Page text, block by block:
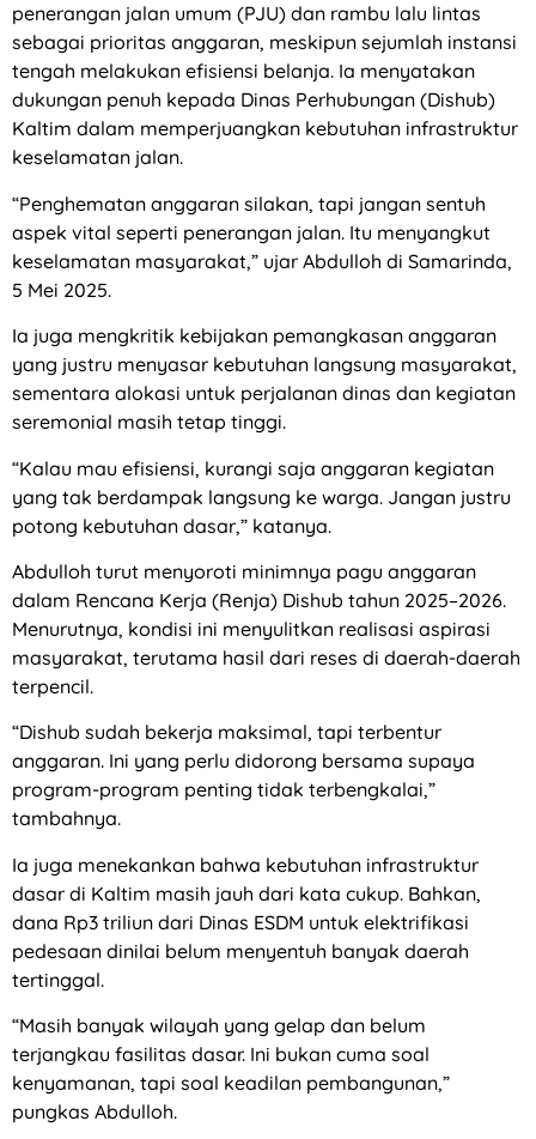
penerangan jalan umum (PJU) dan rambu lalu lintas
sebagai prioritas anggaran, meskipun sejumlah instansi
tengah melakukan efisiensi belanja. Ia menyatakan
dukungan penuh kepada Dinas Perhubungan (Dishub)
Kaltim dalam memperjuangkan kebutuhan infrastruktur
keselamatan jalan.
“Penghematan anggaran silakan, tapi jangan sentuh
aspek vital seperti penerangan jalan. Itu menyangkut
keselamatan masyarakat,” ujar Abdulloh di Samarinda,
5 Mei 2025.
Ia juga mengkritik kebijakan pemangkasan anggaran
yang justru menyasar kebutuhan langsung masyarakat,
sementara alokasi untuk perjalanan dinas dan kegiatan
seremonial masih tetap tinggi.
“Kalau mau efisiensi, kurangi saja anggaran kegiatan
yang tak berdampak langsung ke warga. Jangan justru
potong kebutuhan dasar,” katanya.
Abdulloh turut menyoroti minimnya pagu anggaran
dalam Rencana Kerja (Renja) Dishub tahun 2025–2026.
Menurutnya, kondisi ini menyulitkan realisasi aspirasi
masyarakat, terutama hasil dari reses di daerah-daerah
terpencil.
“Dishub sudah bekerja maksimal, tapi terbentur
anggaran. Ini yang perlu didorong bersama supaya
program-program penting tidak terbengkalai,”
tambahnya.
Ia juga menekankan bahwa kebutuhan infrastruktur
dasar di Kaltim masih jauh dari kata cukup. Bahkan,
dana Rp3 triliun dari Dinas ESDM untuk elektrifikasi
pedesaan dinilai belum menyentuh banyak daerah
tertinggal.
“Masih banyak wilayah yang gelap dan belum
terjangkau fasilitas dasar. Ini bukan cuma soal
kenyamanan, tapi soal keadilan pembangunan,”
pungkas Abdulloh.